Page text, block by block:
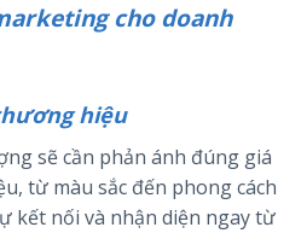
cho doanh
hiệu
sẽ cần phản ánh đúng giá
từ màu sắc đến phong cách
kết nối và nhận diện ngay từ